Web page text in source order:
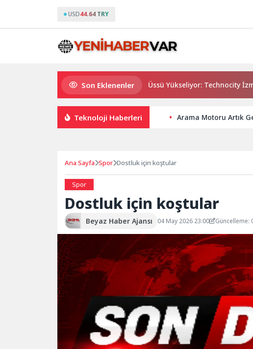
USD44.64 TRY
Son Eklenenler
İzmir’in Kuzeyinde Teknoloji Üssü Yükseliyor: Technocity İzmir’de
Teknoloji Haberleri Arama Motoru Artık
Ana Sayfa Spor Dostluk için koştular
Spor
Dostluk için koştular
Beyaz Haber Ajansı 04 May 2026 23:00 Güncelleme: